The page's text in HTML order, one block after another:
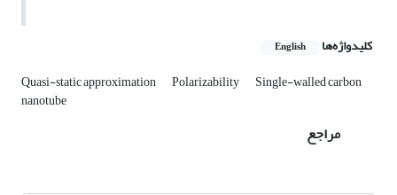
کلیدواژه‌ها English
Quasi-static approximation Polarizability Single-walled carbon
nanotube
مراجع